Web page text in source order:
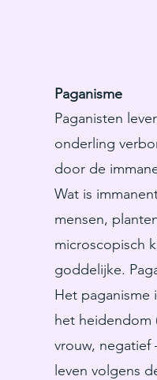
Paganisme
Paganisten
onderling
door de
Wat is
mensen,
microscopisch
goddelijke.
Het paganisme
het heidendom
vrouw, negatief
leven volgens